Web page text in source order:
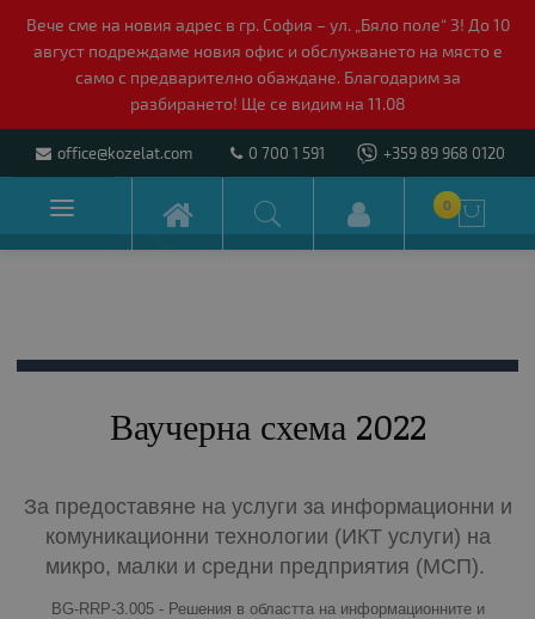
Вече сме на новия адрес в гр. София – ул. „Бяло поле“ 3! До 10
август подреждаме новия офис и обслужването на място е
само с предварително обаждане. Благодарим за
разбирането! Ще се видим на 11.08
office@kozelat.com 0 700 1 591 +359 89 968 0120
 0 
Ваучерна схема 2022
За предоставяне на услуги за информационни и
комуникационни технологии (ИКТ услуги) на
микро, малки и средни предприятия (МСП).
BG-RRP-3.005 - Решения в областта на информационните и